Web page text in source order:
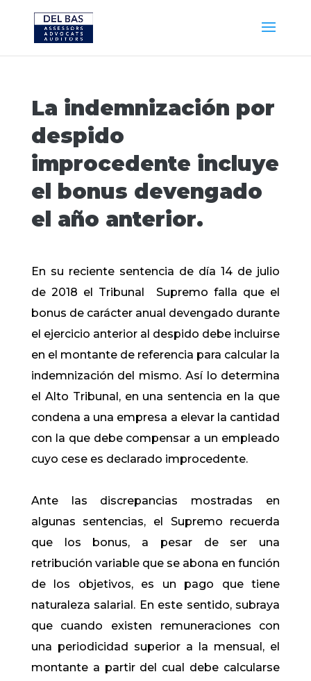
La indemnización por
despido
improcedente incluye
el bonus devengado
el año anterior.
En su reciente sentencia de día 14 de julio
de 2018 el Tribunal Supremo falla que el
bonus de carácter anual devengado durante
el ejercicio anterior al despido debe incluirse
en el montante de referencia para calcular la
indemnización del mismo. Así lo determina
el Alto Tribunal, en una sentencia en la que
condena a una empresa a elevar la cantidad
con la que debe compensar a un empleado
cuyo cese es declarado improcedente.
Ante las discrepancias mostradas en
algunas sentencias, el Supremo recuerda
que los bonus, a pesar de ser una
retribución variable que se abona en función
de los objetivos, es un pago que tiene
naturaleza salarial. En este sentido, subraya
que cuando existen remuneraciones con
una periodicidad superior a la mensual, el
montante a partir del cual debe calcularse